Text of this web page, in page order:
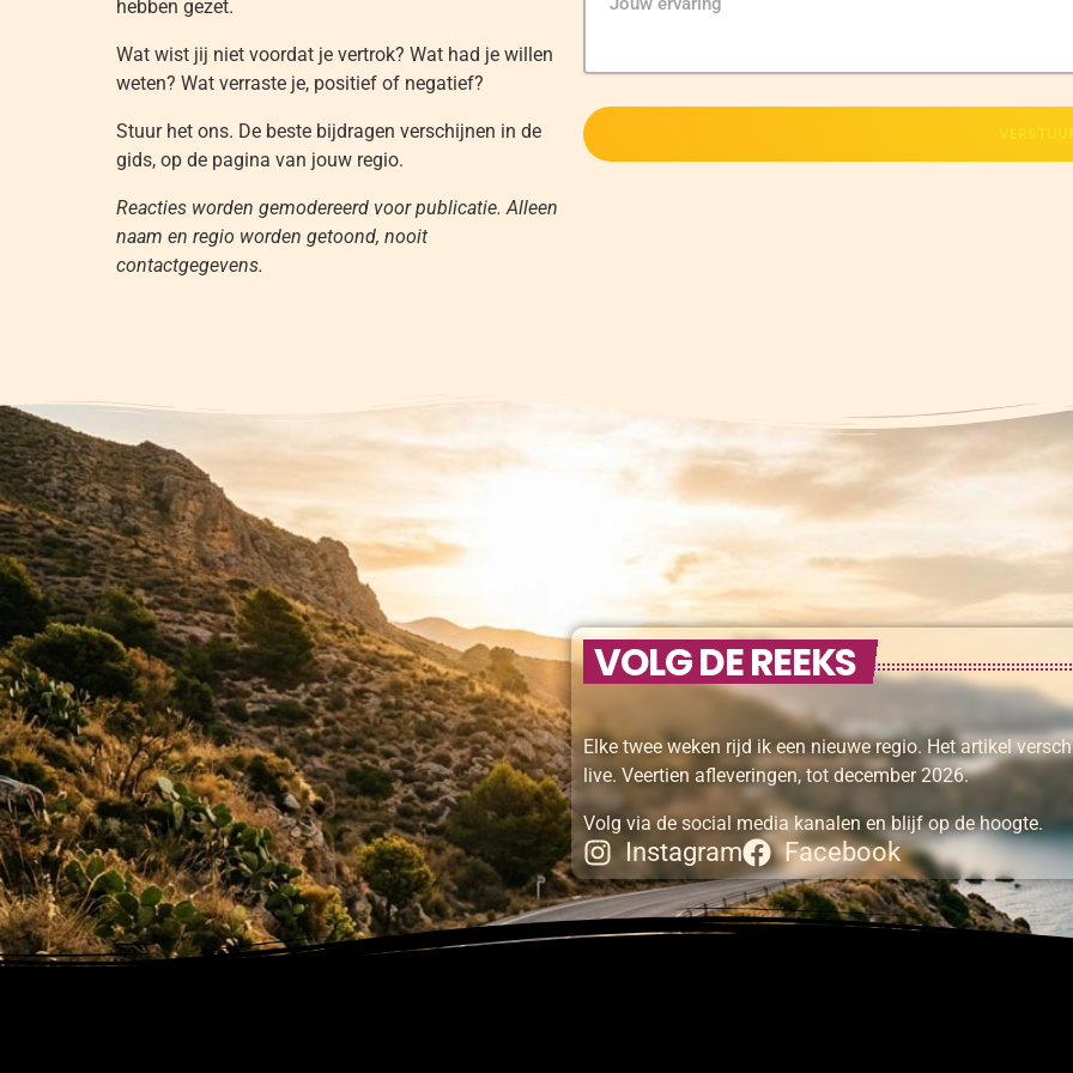
hebben gezet.
Wat wist jij niet voordat je vertrok? Wat had je willen
weten? Wat verraste je, positief of negatief?
Stuur het ons. De beste bijdragen verschijnen in de
gids, op de pagina van jouw regio.
Reacties worden gemodereerd voor publicatie. Alleen
naam en regio worden getoond, nooit
contactgegevens.
VOLG DE REEKS
Elke twee weken rijd ik een nieuwe regio. Het artikel
live. Veertien afleveringen, tot december 2026.
Volg via de social media kanalen en blijf op de hoogte.
Instagram Facebook